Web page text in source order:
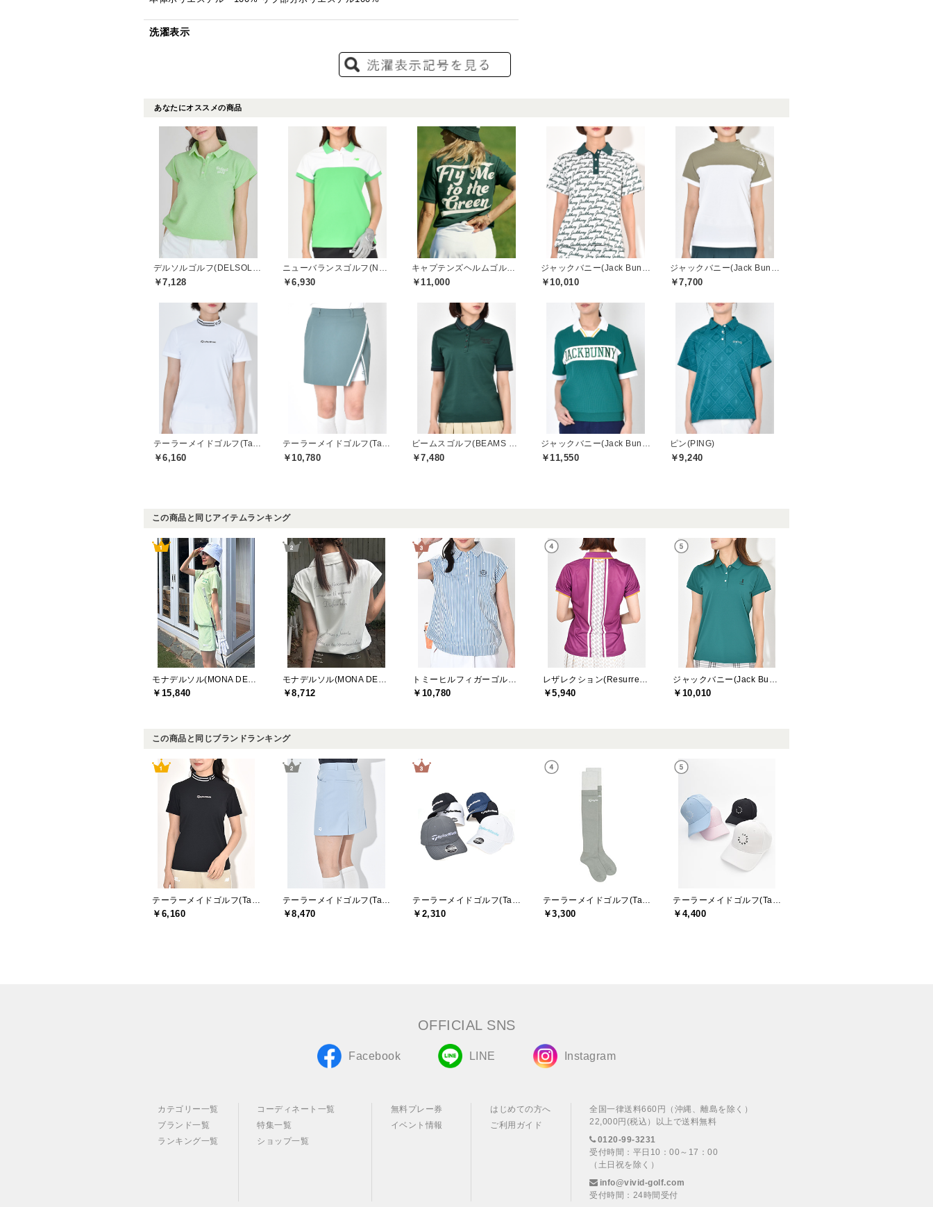
洗濯表示
あなたにオススメの商品
￥7,128 ￥6,930 ￥11,000 ￥10,010 ￥7,700
￥6,160 ￥10,780 ￥7,480 ￥11,550
ピン(PING)
￥9,240
この商品と同じアイテムランキング
￥15,840 ￥8,712 ￥10,780 ￥5,940 ￥10,010
この商品と同じブランドランキング
￥6,160 ￥8,470 ￥2,310 ￥3,300 ￥4,400
OFFICIAL SNS
Facebook LINE Instagram
カテゴリー一覧
ブランド一覧
ランキング一覧
コーディネート一覧
特集一覧
ショップ一覧
無料プレー券
イベント情報
はじめての方へ
ご利用ガイド
全国一律送料660円（沖縄、離島を除く）
22,000円(税込）以上で送料無料
0120-99-3231
受付時間：平日10：00～17：00
（土日祝を除く）
info@vivid-golf.com
受付時間：24時間受付